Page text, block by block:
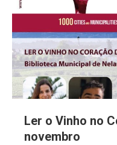
Ler o Vinho no
novembro